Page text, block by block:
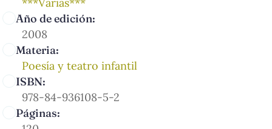
Año de edición:
2008
Materia:
Poesía y teatro infantil
ISBN:
978-84-936108-5-2
Páginas: